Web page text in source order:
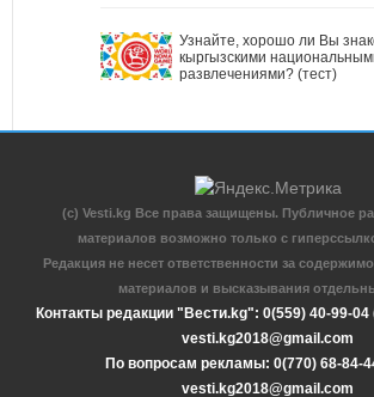
Узнайте, хорошо ли Вы
кыргызскими
развлечениями? (тест)
(c) Vesti.kg Все права защищены. Публичное
материалов возможно только с
Редакция не несет ответственности за
материалов и высказывания
Контакты редакции "Вести.kg": 0(559) 40-99-04
vesti.kg2018@gmail.com
По вопросам рекламы: 0(770) 68-84-
vesti.kg2018@gmail.com